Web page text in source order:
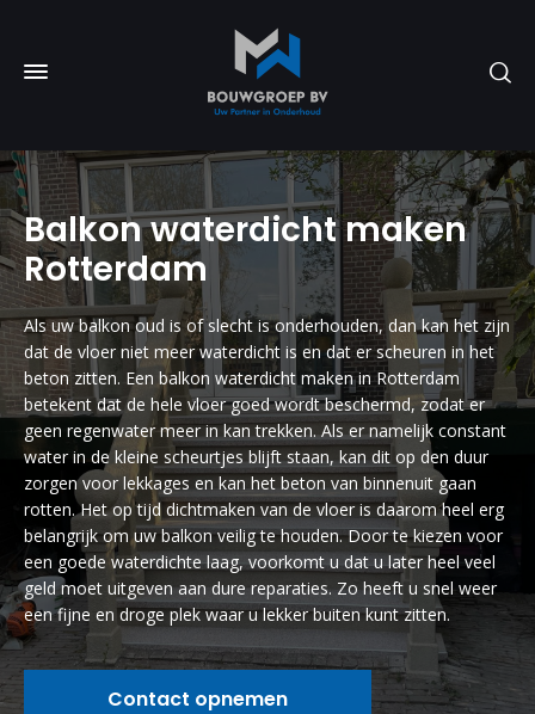
Balkon waterdicht maken
Rotterdam
Als uw balkon oud is of slecht is onderhouden, dan kan het zijn
dat de vloer niet meer waterdicht is en dat er scheuren in het
beton zitten. Een balkon waterdicht maken in Rotterdam
betekent dat de hele vloer goed wordt beschermd, zodat er
geen regenwater meer in kan trekken. Als er namelijk constant
water in de kleine scheurtjes blijft staan, kan dit op den duur
zorgen voor lekkages en kan het beton van binnenuit gaan
rotten. Het op tijd dichtmaken van de vloer is daarom heel erg
belangrijk om uw balkon veilig te houden. Door te kiezen voor
een goede waterdichte laag, voorkomt u dat u later heel veel
geld moet uitgeven aan dure reparaties. Zo heeft u snel weer
een fijne en droge plek waar u lekker buiten kunt zitten.
Contact opnemen